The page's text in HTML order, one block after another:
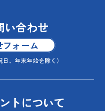
い合わせ
ォーム
日、年末年始を除く）
トについて